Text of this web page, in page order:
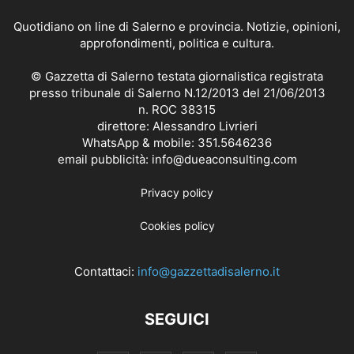
Quotidiano on line di Salerno e provincia. Notizie, opinioni,
approfondimenti, politica e cultura.
© Gazzetta di Salerno testata giornalistica registrata
presso tribunale di Salerno N.12/2013 del 21/06/2013
n. ROC 38315
direttore: Alessandro Livrieri
WhatsApp & mobile: 351.5646236
email pubblicità: info@dueaconsulting.com
Privacy policy
Cookies policy
Contattaci: info@gazzettadisalerno.it
SEGUICI